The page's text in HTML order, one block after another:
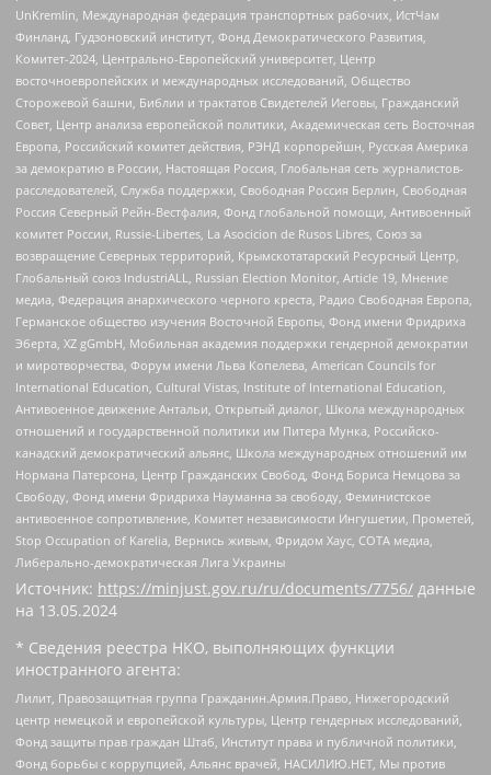
UnKremlin, Международная федерация транспортных рабочих, ИстЧам
Финланд, Гудзоновский институт, Фонд Демократического Развития,
Комитет-2024, Центрально-Европейский университет, Центр
восточноевропейских и международных исследований, Общество
Сторожевой башни, Библии и трактатов Свидетелей Иеговы, Гражданский
Совет, Центр анализа европейской политики, Академическая сеть Восточная
Европа, Российский комитет действия, РЭНД корпорейшн, Русская Америка
за демократию в России, Настоящая Россия, Глобальная сеть журналистов-
расследователей, Служба поддержки, Свободная Россия Берлин, Свободная
Россия Северный Рейн-Вестфалия, Фонд глобальной помощи, Антивоенный
комитет России, Russie-Libertes, La Asocicion de Rusos Libres, Союз за
возвращение Северных территорий, Крымскотатарский Ресурсный Центр,
Глобальный союз IndustriALL, Russian Election Monitor, Article 19, Мнение
медиа, Федерация анархического черного креста, Радио Свободная Европа,
Германское общество изучения Восточной Европы, Фонд имени Фридриха
Эберта, XZ gGmbH, Мобильная академия поддержки гендерной демократии
и миротворчества, Форум имени Льва Копелева, American Councils for
International Education, Cultural Vistas, Institute of International Education,
Антивоенное движение Антальи, Открытый диалог, Школа международных
отношений и государственной политики им Питера Мунка, Российско-
канадский демократический альянс, Школа международных отношений им
Нормана Патерсона, Центр Гражданских Свобод, Фонд Бориса Немцова за
Свободу, Фонд имени Фридриха Науманна за свободу, Феминистское
антивоенное сопротивление, Комитет независимости Ингушетии, Прометей,
Stop Occupation of Karelia, Вернись живым, Фридом Хаус, СОТА медиа,
Либерально-демократическая Лига Украины
Источник: https://minjust.gov.ru/ru/documents/7756/ данные
на 13.05.2024
* Сведения реестра НКО, выполняющих функции
иностранного агента:
Лилит, Правозащитная группа Гражданин.Армия.Право, Нижегородский
центр немецкой и европейской культуры, Центр гендерных исследований,
Фонд защиты прав граждан Штаб, Институт права и публичной политики,
Фонд борьбы с коррупцией, Альянс врачей, НАСИЛИЮ.НЕТ, Мы против